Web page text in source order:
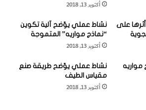
من البلاجيوكليز (غالباً أو ليجوكليز أو
(ارثوكليز أو ميكروكلين غالباً برثيتية)
بعض المعادن داكنة اللون (مافية)
أكتوبر 13, 2018
على
نشاط عملي يوّضح آلية تكوين
“نماذج مواريه” المتموجة
أكتوبر 13, 2018
مواريه
نشاط عملي يوّضح طريقة صنع
مقياس الطيف
أكتوبر 13, 2018